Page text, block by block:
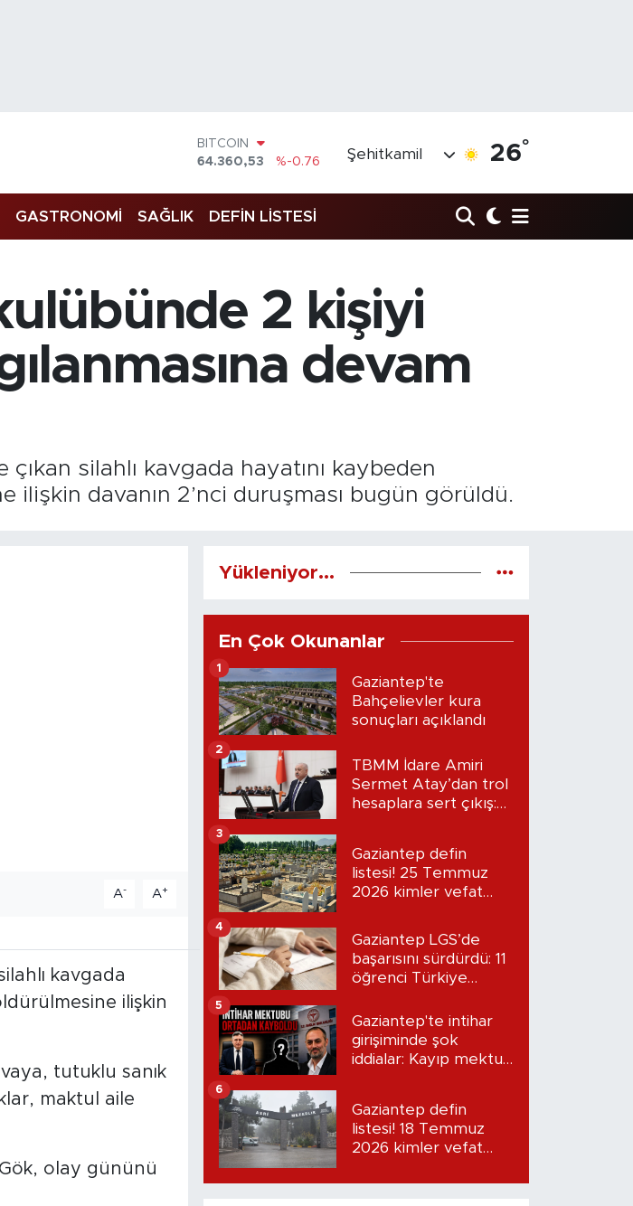
BITCOIN
64.360,53
%-0.76
47,7143
%0.16
EURO
6574.81
%1.44
BİST100
Şehitkamil 26°
GASTRONOMİ SAĞLIK DEFİN LİSTESİ
2 kişiyi
devam
silahlı kavgada hayatını kaybeden
ilişkin davanın 2’nci duruşması bugün görüldü.
A- A+
kavgada
ilişkin
tutuklu sanık
maktul aile
Gök, olay gününü
Yükleniyor...
En Çok Okunanlar
Gaziantep'te
Bahçelievler kura
sonuçları açıklandı
1
TBMM İdare Amiri
Sermet Atay’dan trol
hesaplara sert çıkış:
2
Gaziantep defin
listesi! 25 Temmuz
2026 kimler vefat
3
Gaziantep LGS’de
başarısını sürdürdü: 11
öğrenci Türkiye
4
Gaziantep'te intihar
girişiminde şok
iddialar: Kayıp mektup
5
Gaziantep defin
listesi! 18 Temmuz
2026 kimler vefat
6